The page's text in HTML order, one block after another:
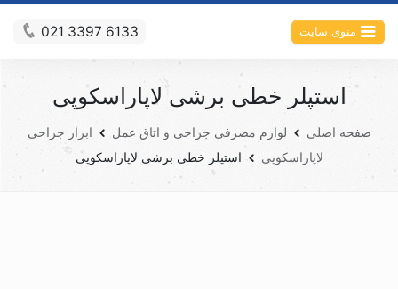
منوی سایت 021 3397 6133
استپلر خطی برشی لاپاراسکوپی
صفحه اصلی لوازم مصرفی جراحی و اتاق عمل
ابزار جراحی
لاپاراسکوپی
استپلر خطی برشی لاپاراسکوپی